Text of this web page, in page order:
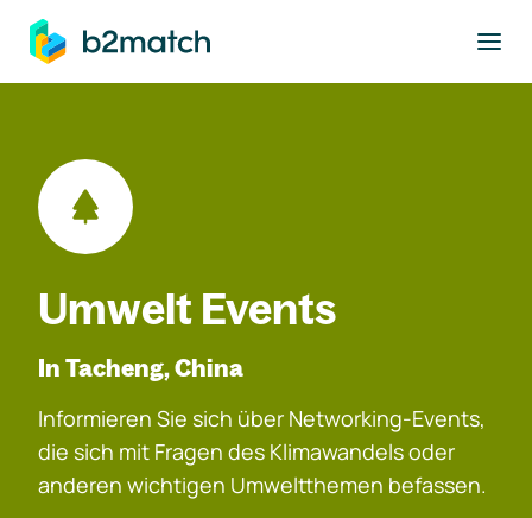
springen
Umwelt Events
In Tacheng, China
Informieren Sie sich über Networking-Events,
die sich mit Fragen des Klimawandels oder
anderen wichtigen Umweltthemen befassen.